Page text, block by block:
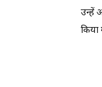
उन्हें
किया